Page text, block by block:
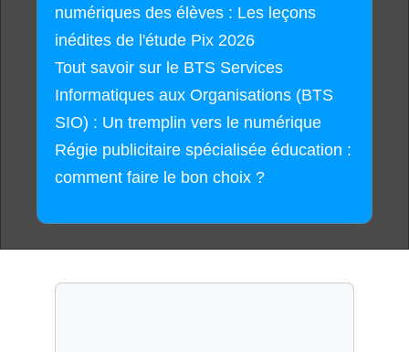
numériques des élèves : Les leçons
inédites de l'étude Pix 2026
Tout savoir sur le BTS Services
Informatiques aux Organisations (BTS
SIO) : Un tremplin vers le numérique
Régie publicitaire spécialisée éducation :
comment faire le bon choix ?